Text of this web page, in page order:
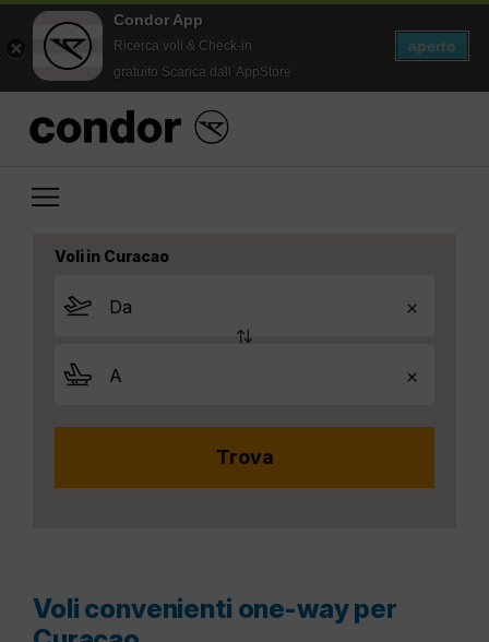
Condor App
Ricerca voli & Check-in
gratuito Scarica dall`AppStore
aperto
Voli in Curacao
Voli convenienti one-way per